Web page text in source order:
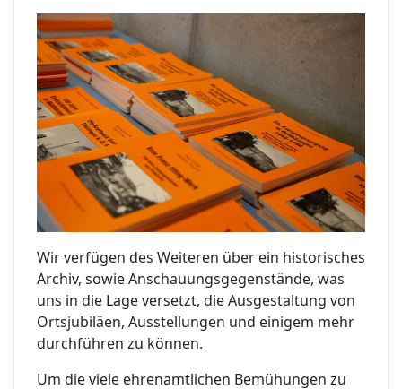
Wir verfügen des Weiteren über ein historisches
Archiv, sowie Anschauungsgegenstände, was
uns in die Lage versetzt, die Ausgestaltung von
Ortsjubiläen, Ausstellungen und einigem mehr
durchführen zu können.
Um die viele ehrenamtlichen Bemühungen zu